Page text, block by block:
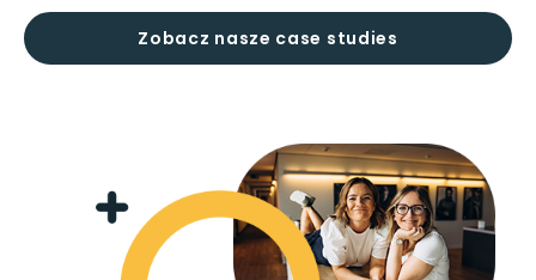
Zobacz nasze case studies